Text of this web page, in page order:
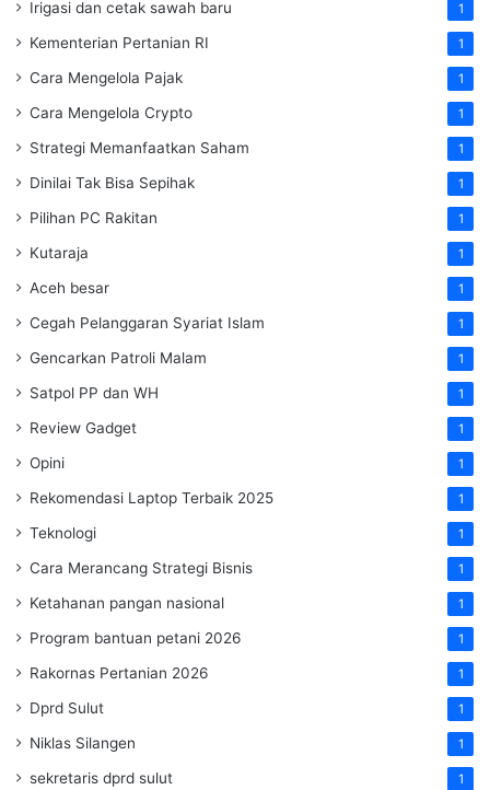
Irigasi dan cetak sawah baru 1
Kementerian Pertanian RI 1
Cara Mengelola Pajak 1
Cara Mengelola Crypto 1
Strategi Memanfaatkan Saham 1
Dinilai Tak Bisa Sepihak 1
Pilihan PC Rakitan 1
Kutaraja 1
Aceh besar 1
Cegah Pelanggaran Syariat Islam 1
Gencarkan Patroli Malam 1
Satpol PP dan WH 1
Review Gadget 1
Opini 1
Rekomendasi Laptop Terbaik 2025 1
Teknologi 1
Cara Merancang Strategi Bisnis 1
Ketahanan pangan nasional 1
Program bantuan petani 2026 1
Rakornas Pertanian 2026 1
Dprd Sulut 1
Niklas Silangen 1
sekretaris dprd sulut 1